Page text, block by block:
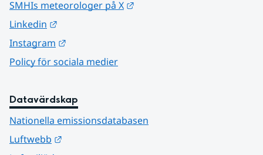
SMHIs meteorologer på X
Linkedin
Instagram
Policy för sociala medier
Datavärdskap
Nationella emissionsdatabasen
Luftwebb